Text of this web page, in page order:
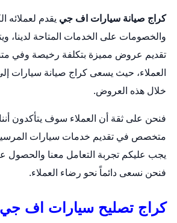
كراج صيانة سيارات اف جي يقدم لعملائه
والخصومات على الخدمات المتاحة لدينا،
تقديم عروض مميزة بتكلفة رخيصة وفي
العملاء، حيث يسعى كراج صيانة سيارات
خلال هذه العروض.
فنحن على ثقة أن العملاء سوف يتأكدون
متخصص في تقديم خدمات سيارات
يجب عليكم تجربة التعامل معنا والحصول
فنحن نسعى دائماً نحو رضاء العملاء.
كراج تصليح سيارات اف جي